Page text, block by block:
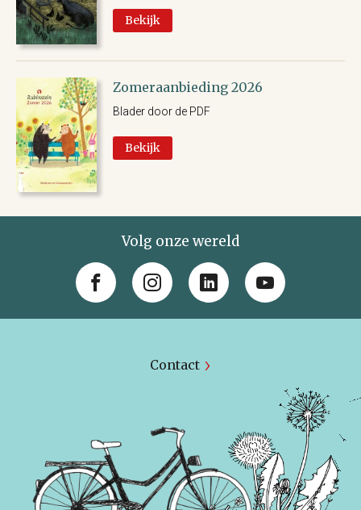
Bekijk
Zomeraanbieding 2026
Blader door de PDF
Bekijk
Volg onze wereld
Contact